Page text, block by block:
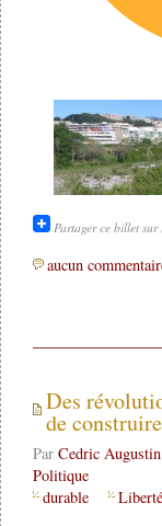
Partager ce billet sur
aucun
Des
de
Par Cedric Augustin
Politique
durable